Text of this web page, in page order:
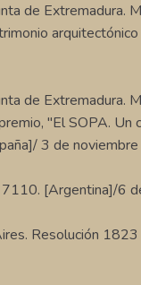
de Extremadura.
de Extremadura.
"El SOPA. Un
3 de
7110. [Argentina]/6
Resolución